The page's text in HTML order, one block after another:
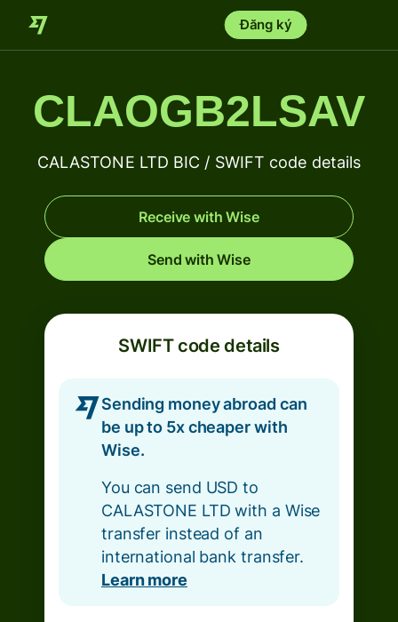
Đăng ký
CLAOGB2LSAV
CALASTONE LTD BIC / SWIFT code details
Receive with Wise
Send with Wise
SWIFT code details
Sending money abroad can
be up to 5x cheaper with
Wise.
You can send USD to
CALASTONE LTD with a Wise
transfer instead of an
international bank transfer.
Learn more